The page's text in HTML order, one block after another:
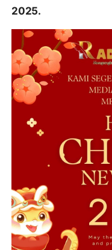
2025.